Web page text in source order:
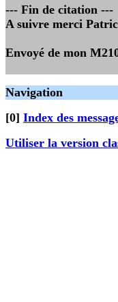
--- Fin de citation ---
A suivre merci
Envoyé de mon
Navigation
[0] Index des
Utiliser la version